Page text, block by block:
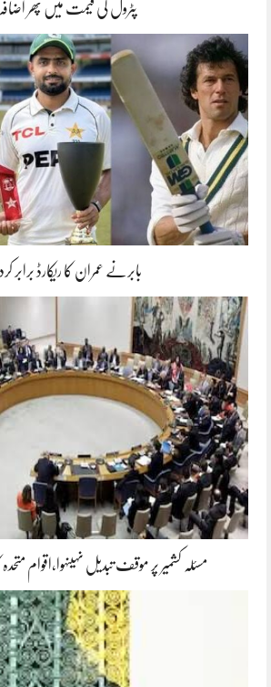
پٹرول کی قیمت میں پھر اضافہ
بابرنے عمران کا ریکارڈ برابر
مسئلہ کشمیر پر موقف تبدیل نہیںہوا،اقوام